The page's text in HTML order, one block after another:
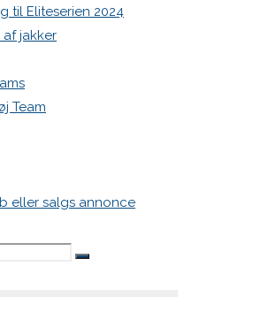
til Eliteserien 2024
jakker
Team
eller salgs annonce
Search